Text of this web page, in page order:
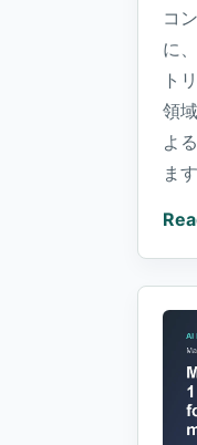
コ
に
ト
領
よ
ます